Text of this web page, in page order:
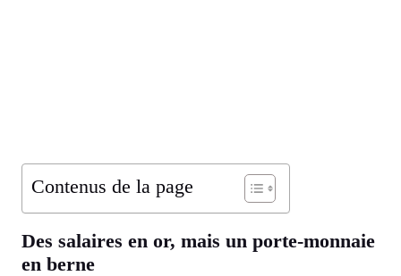
Contenus de la page
Des salaires en or, mais un porte-monnaie
en berne